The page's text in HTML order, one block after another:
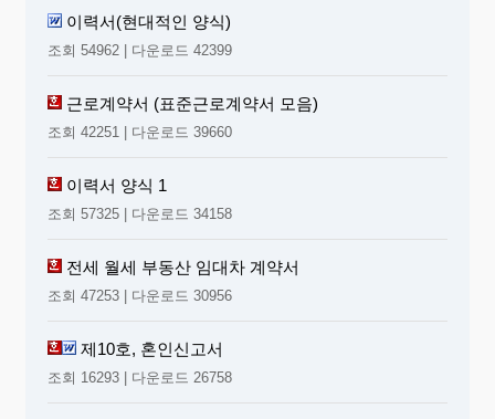
이력서(현대적인 양식)
조회 54962 | 다운로드 42399
근로계약서 (표준근로계약서 모음)
조회 42251 | 다운로드 39660
이력서 양식 1
조회 57325 | 다운로드 34158
전세 월세 부동산 임대차 계약서
조회 47253 | 다운로드 30956
제10호, 혼인신고서
조회 16293 | 다운로드 26758